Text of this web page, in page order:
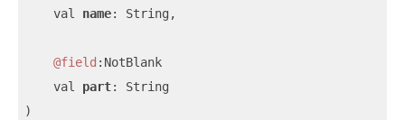
    val
name: String,
@field :NotBlank
    val
part: String
)